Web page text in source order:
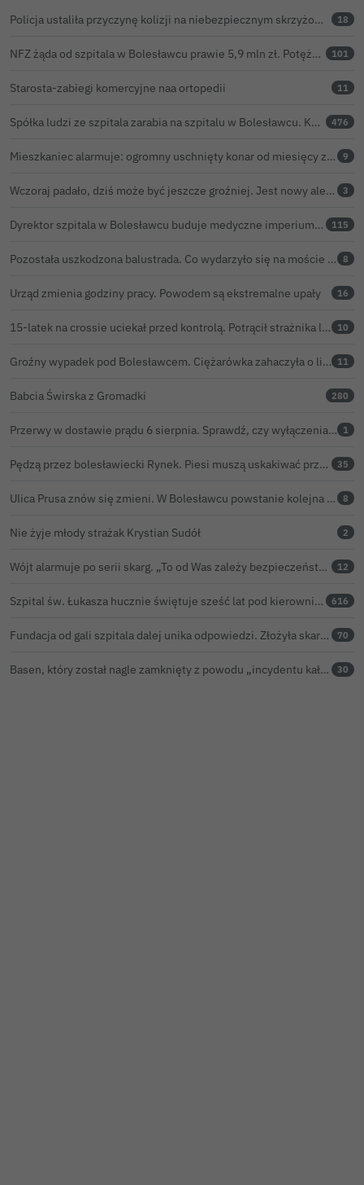
Policja ustaliła przyczynę kolizji na niebezpiecznym skrzyżowaniu w Bolesławcu. 72-latek ukarany mandatem 18
NFZ żąda od szpitala w Bolesławcu prawie 5,9 mln zł. Potężny cios po kontroli rozliczeń 101
Starosta-zabiegi komercyjne naa ortopedii 11
Spółka ludzi ze szpitala zarabia na szpitalu w Bolesławcu. Kwoty pozostają tajne 476
Mieszkaniec alarmuje: ogromny uschnięty konar od miesięcy zagraża ludziom w Bolesławcu. Konar wycięty 9
Wczoraj padało, dziś może być jeszcze groźniej. Jest nowy alert IMGW 3
Dyrektor szpitala w Bolesławcu buduje medyczne imperium. „Gazeta Wyborcza” opisuje jego działalność w całej Polsce 115
Pozostała uszkodzona balustrada. Co wydarzyło się na moście w Bolesławcu? 8
Urząd zmienia godziny pracy. Powodem są ekstremalne upały 16
15-latek na crossie uciekał przed kontrolą. Potrącił strażnika leśnego, rozbił się o samochód 10
Groźny wypadek pod Bolesławcem. Ciężarówka zahaczyła o linię wysokiego napięcia 11
Babcia Świrska z Gromadki 280
Przerwy w dostawie prądu 6 sierpnia. Sprawdź, czy wyłączenia obejmą Twoją miejscowość 1
Pędzą przez bolesławiecki Rynek. Piesi muszą uskakiwać przed hulajnogami i rowerami elektrycznymi 35
Ulica Prusa znów się zmieni. W Bolesławcu powstanie kolejna ceramiczna mozaika 8
Nie żyje młody strażak Krystian Sudół 2
Wójt alarmuje po serii skarg. „To od Was zależy bezpieczeństwo Waszych dzieci” 12
Szpital św. Łukasza hucznie świętuje sześć lat pod kierownictwem Kamila Barczyka 616
Fundacja od gali szpitala dalej unika odpowiedzi. Złożyła skargę kasacyjną do NSA 70
Basen, który został nagle zamknięty z powodu „incydentu kałowego”, ponownie otwarty 30